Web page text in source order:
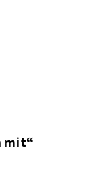
mit“